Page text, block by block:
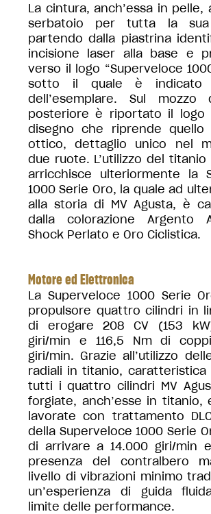
La cintura, anch’essa in pelle,
serbatoio per tutta la sua
partendo dalla piastrina
incisione laser alla base e
verso il logo “Superveloce
sotto il quale è indicato
dell’esemplare. Sul mozzo
posteriore è riportato il logo
disegno che riprende quello
ottico, dettaglio unico nel
due ruote. L’utilizzo del
arricchisce ulteriormente la
1000 Serie Oro, la quale ad
alla storia di MV Agusta, è
dalla colorazione Argento
Shock Perlato e Oro Ciclistica.
Motore ed Elettronica
La Superveloce 1000 Serie
propulsore quattro cilindri in
di erogare 208 CV (153
giri/min e 116,5 Nm di
giri/min. Grazie all’utilizzo
radiali in titanio, caratteristica
tutti i quattro cilindri MV
forgiate, anch’esse in titanio,
lavorate con trattamento
della Superveloce 1000 Serie
di arrivare a 14.000 giri/min
presenza del contralbero
livello di vibrazioni minimo
un’esperienza di guida
limite delle performance.